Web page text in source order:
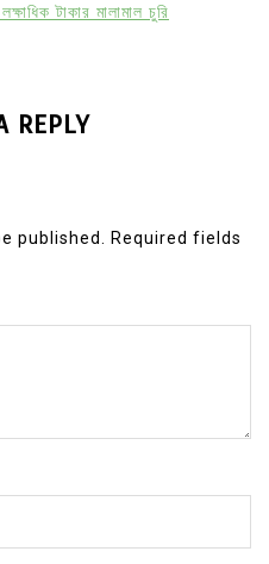
টাকার মালামাল চুরি
REPLY
published. Required fields